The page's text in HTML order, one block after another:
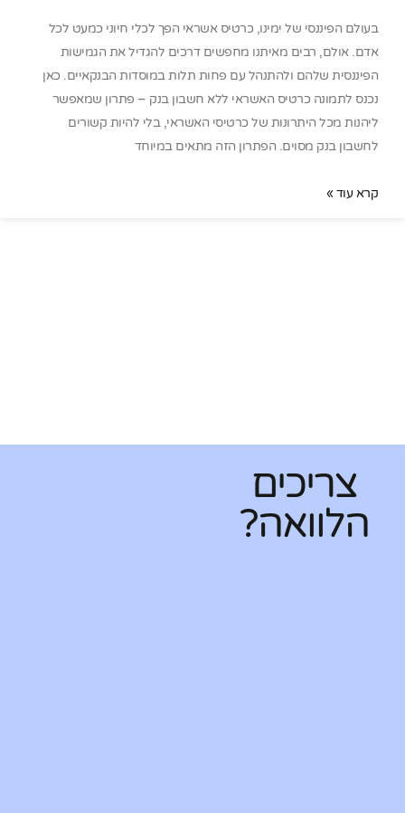
בעולם הפיננסי של ימינו, כרטיס אשראי הפך לכלי חיוני כמעט לכל
אדם. אולם, רבים מאיתנו מחפשים דרכים להגדיל את הגמישות
הפיננסית שלהם ולהתנהל עם פחות תלות במוסדות הבנקאיים. כאן
נכנס לתמונה כרטיס האשראי ללא חשבון בנק – פתרון שמאפשר
ליהנות מכל היתרונות של כרטיסי האשראי, בלי להיות קשורים
לחשבון בנק מסוים. הפתרון הזה מתאים במיוחד
קרא עוד »
צריכים
הלוואה?